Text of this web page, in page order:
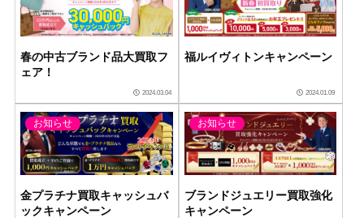
春の中古ブランド品大買取フ
ェア！
2024.03.04
福ルイヴィトンキャンペーン
2024.01.09
お知らせ
金プラチナ買取キャッシュバ
ックキャンペーン
お知らせ
ブランドジュエリー買取強化
キャンペーン